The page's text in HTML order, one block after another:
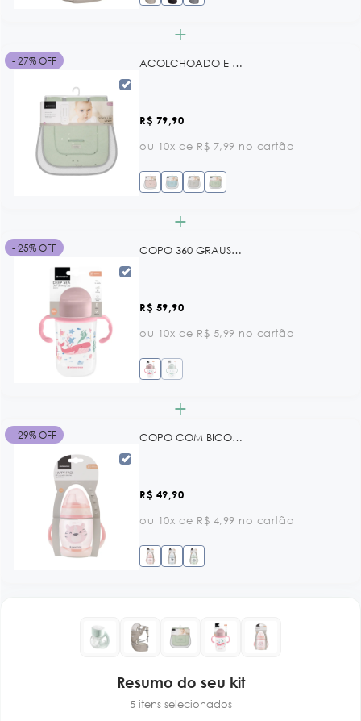
+
ACOLCHOADO E CAPA PARA CARRINHO ANTI-SWEAT SLEEPY SHEEP MINT KB
R$ 79,90
ou 10x de R$ 7,99 no cartão
- 27% OFF
+
COPO 360 GRAUS - 300 ML DEEP SEA PINK KB
R$ 59,90
ou 10x de R$ 5,99 no cartão
- 25% OFF
+
COPO COM BICO DE SILICONE 200 ML HAPPY FACE BLUE KB
R$ 49,90
ou 10x de R$ 4,99 no cartão
- 29% OFF
Resumo do seu kit
5 itens selecionados